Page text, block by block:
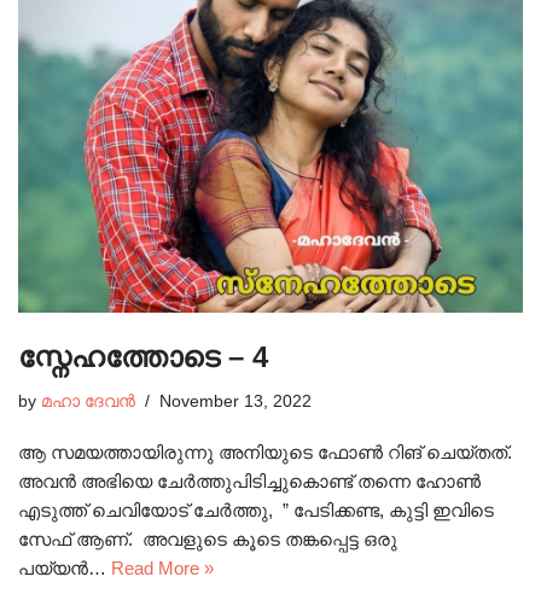
സ്നേഹത്തോടെ – 4
by മഹാ ദേവൻ November 13, 2022
ആ സമയത്തായിരുന്നു അനിയുടെ ഫോൺ റിങ് ചെയ്തത്.
അവൻ അഭിയെ ചേർത്തുപിടിച്ചുകൊണ്ട് തന്നെ ഹോൺ
എടുത്ത് ചെവിയോട് ചേർത്തു, ” പേടിക്കണ്ട, കുട്ടി ഇവിടെ
സേഫ് ആണ്. അവളുടെ കൂടെ തങ്കപ്പെട്ട ഒരു
പയ്യൻ… Read More »